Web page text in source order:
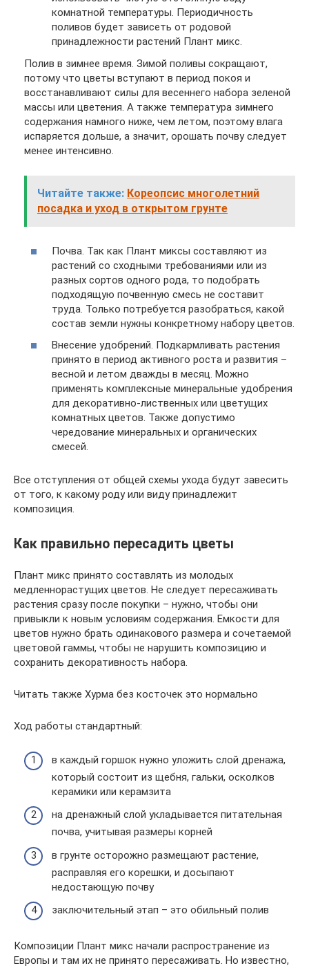
комнатной температуры. Периодичность
поливов будет зависеть от родовой
принадлежности растений Плант микс.
Полив в зимнее время. Зимой поливы сокращают,
потому что цветы вступают в период покоя и
восстанавливают силы для весеннего набора зеленой
массы или цветения. А также температура зимнего
содержания намного ниже, чем летом, поэтому влага
испаряется дольше, а значит, орошать почву следует
менее интенсивно.
Читайте также: Кореопсис многолетний
посадка и уход в открытом грунте
Почва. Так как Плант миксы составляют из
растений со сходными требованиями или из
разных сортов одного рода, то подобрать
подходящую почвенную смесь не составит
труда. Только потребуется разобраться, какой
состав земли нужны конкретному набору цветов.
Внесение удобрений. Подкармливать растения
принято в период активного роста и развития –
весной и летом дважды в месяц. Можно
применять комплексные минеральные удобрения
для декоративно-лиственных или цветущих
комнатных цветов. Также допустимо
чередование минеральных и органических
смесей.
Все отступления от общей схемы ухода будут завесить
от того, к какому роду или виду принадлежит
композиция.
Как правильно пересадить цветы
Плант микс принято составлять из молодых
медленнорастущих цветов. Не следует пересаживать
растения сразу после покупки – нужно, чтобы они
привыкли к новым условиям содержания. Емкости для
цветов нужно брать одинакового размера и сочетаемой
цветовой гаммы, чтобы не нарушить композицию и
сохранить декоративность набора.
Читать также Хурма без косточек это нормально
Ход работы стандартный:
в каждый горшок нужно уложить слой дренажа,
который состоит из щебня, гальки, осколков
керамики или керамзита
на дренажный слой укладывается питательная
почва, учитывая размеры корней
в грунте осторожно размещают растение,
расправляя его корешки, и досыпают
недостающую почву
заключительный этап – это обильный полив
Композиции Плант микс начали распространение из
Европы и там их не принято пересаживать. Но известно,